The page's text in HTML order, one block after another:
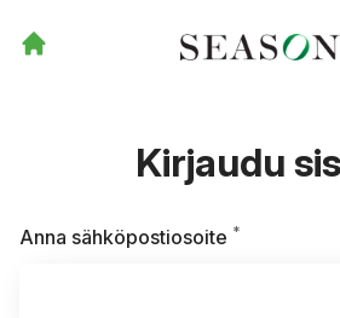
Kirjaudu
Anna sähköpostiosoite *